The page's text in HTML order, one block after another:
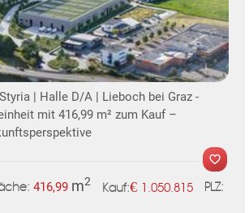
| Halle D/A | Lieboch bei Graz -
mit 416,99 m² zum Kauf –
416,99 m2 Kauf:€ 1.050.815 PLZ: